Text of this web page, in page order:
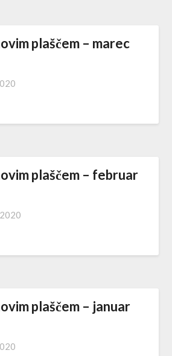
plaščem – marec
plaščem – februar
plaščem – januar